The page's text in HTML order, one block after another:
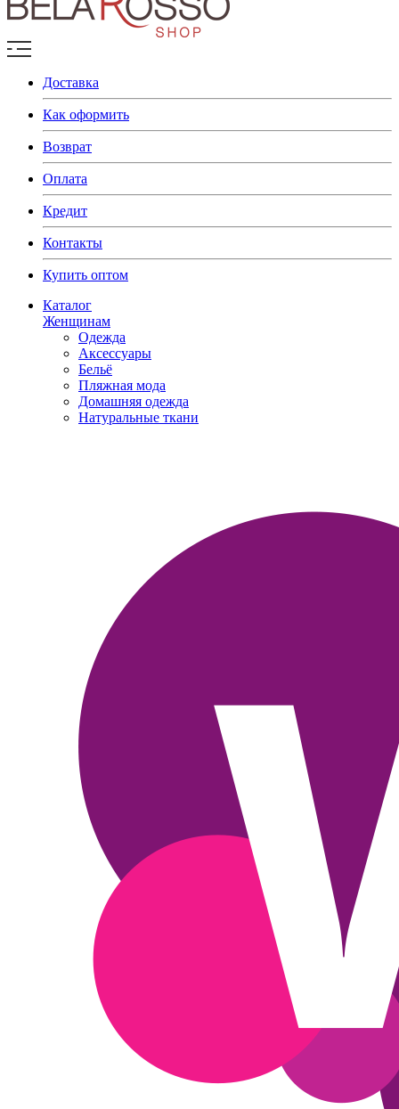
Доставка
Как оформить
Возврат
Оплата
Кредит
Контакты
Купить оптом
Каталог
Женщинам
Одежда
Аксессуары
Бельё
Пляжная мода
Домашняя одежда
Натуральные ткани